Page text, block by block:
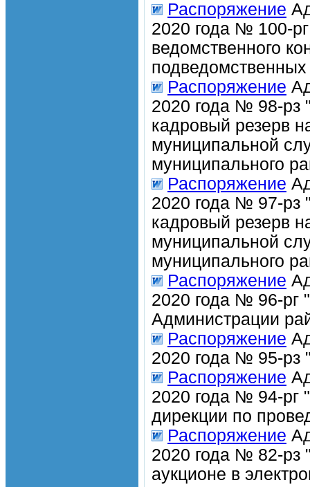
Распоряжение
2020 года № 100-
ведомственного
Распоряжение
2020 года № 98-рз
кадровый резерв
муниципальной
муниципального
Распоряжение
2020 года № 97-рз
кадровый резерв
муниципальной
муниципального
Распоряжение
2020 года № 96-рг
Администрации
Распоряжение
2020 года № 95-рз
Распоряжение
2020 года № 94-рг
дирекции по
Распоряжение
2020 года № 82-рз
аукционе в